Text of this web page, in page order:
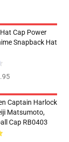
Cap Power
Snapback Hat
Captain Harlock
Matsumoto,
Cap RB0403